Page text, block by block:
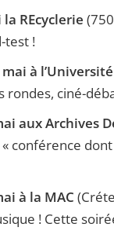
REcyclerie
test !
à
rondes, ciné-
aux Archives
conférence
à la MAC
! Cette